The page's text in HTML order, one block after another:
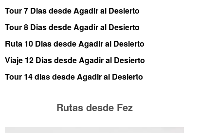
Tour 7 Dias desde Agadir al Desierto
Tour 8 Dias desde Agadir al Desierto
Ruta 10 Dias desde Agadir al Desierto
Viaje 12 Dias desde Agadir al Desierto
Tour 14 dias desde Agadir al Desierto
Rutas desde Fez